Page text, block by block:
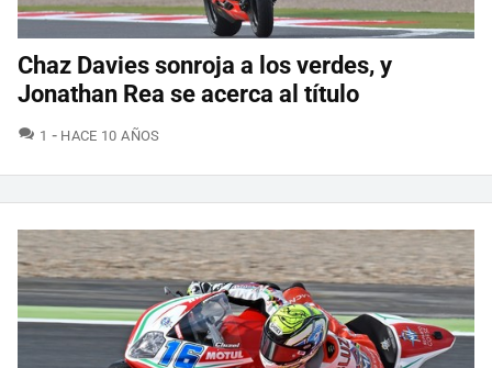
Chaz Davies sonroja a los verdes, y
Jonathan Rea se acerca al título
1 COMENTARIOS
HACE 10 AÑOS